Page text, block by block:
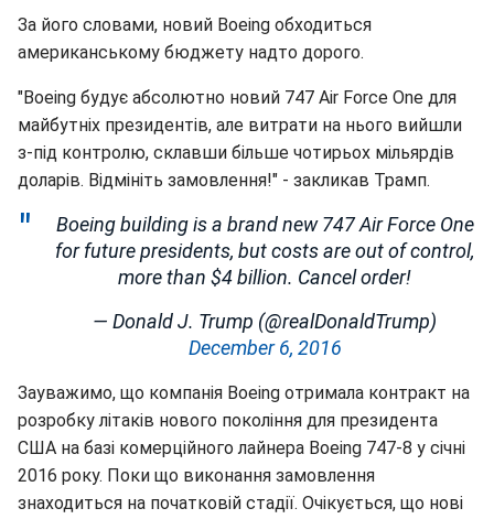
За його словами, новий Boeing обходиться
американському бюджету надто дорого.
"Boeing будує абсолютно новий 747 Air Force One для
майбутніх президентів, але витрати на нього вийшли
з-під контролю, склавши більше чотирьох мільярдів
доларів. Відмініть замовлення!" - закликав Трамп.
Boeing building is a brand new 747 Air Force One
for future presidents, but costs are out of control,
more than $4 billion. Cancel order!
— Donald J. Trump (@realDonaldTrump)
December 6, 2016
Зауважимо, що компанія Boeing отримала контракт на
розробку літаків нового покоління для президента
США на базі комерційного лайнера Boeing 747-8 у січні
2016 року. Поки що виконання замовлення
знаходиться на початковій стадії. Очікується, що нові